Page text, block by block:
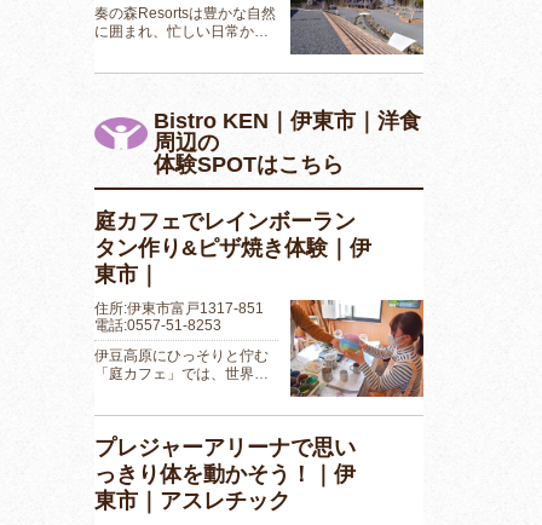
奏の森Resortsは豊かな自然
に囲まれ、忙しい日常か…
Bistro KEN｜伊東市｜洋食
周辺の
体験SPOTはこちら
庭カフェでレインボーラン
タン作り&ピザ焼き体験｜伊
東市｜
住所:伊東市富戸1317-851
電話:0557-51-8253
伊豆高原にひっそりと佇む
「庭カフェ」では、世界…
プレジャーアリーナで思い
っきり体を動かそう！｜伊
東市｜アスレチック